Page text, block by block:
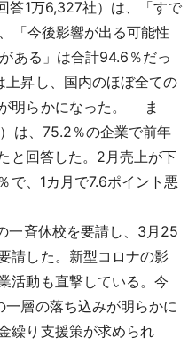
1万6,327社）は、「すで
「今後影響が出る可能性
ある」は合計94.6％だっ
昇し、国内のほぼ全ての
明らかになった。 ま
は、75.2％の企業で前年
と回答した。2月売上が下
で、1カ月で7.6ポイント悪
斉休校を要請し、3月25
請した。新型コロナの影
活動も直撃している。今
層の落ち込みが明らかに
繰り支援策が求められ